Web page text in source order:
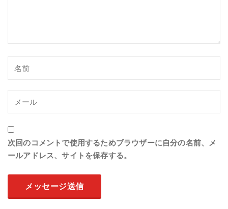
次回のコメントで使用するためブラウザーに自分の名前、メ
ールアドレス、サイトを保存する。